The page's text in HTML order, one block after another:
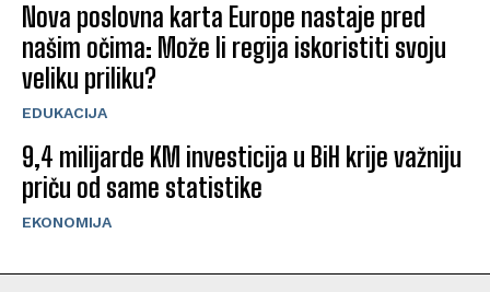
Nova poslovna karta Europe nastaje pred
našim očima: Može li regija iskoristiti svoju
veliku priliku?
EDUKACIJA
9,4 milijarde KM investicija u BiH krije važniju
priču od same statistike
EKONOMIJA